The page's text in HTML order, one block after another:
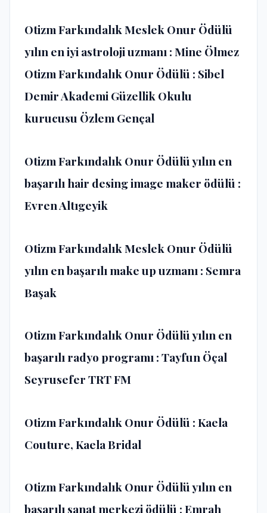
Otizm Farkındalık Meslek Onur Ödülü
yılın en iyi astroloji uzmanı : Mine Ölmez
Otizm Farkındalık Onur Ödülü : Sibel
Demir Akademi Güzellik Okulu
kurucusu Özlem Gençal
Otizm Farkındalık Onur Ödülü yılın en
başarılı hair desing image maker ödülü :
Evren Altıgeyik
Otizm Farkındalık Meslek Onur Ödülü
yılın en başarılı make up uzmanı : Semra
Başak
Otizm Farkındalık Onur Ödülü yılın en
başarılı radyo programı : Tayfun Öçal
Seyrusefer TRT FM
Otizm Farkındalık Onur Ödülü : Kaela
Couture, Kaela Bridal
Otizm Farkındalık Onur Ödülü yılın en
başarılı sanat merkezi ödülü : Emrah